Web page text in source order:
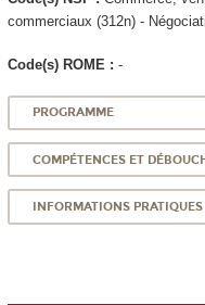
commerciaux (312n) -
Code(s) ROME : -
PROGRAMME
COMPÉTENCES ET
INFORMATIONS PRATIQUES